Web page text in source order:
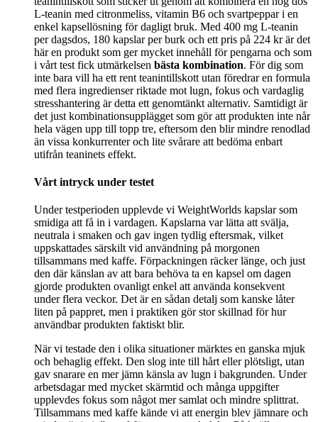
L-teanin med citronmeliss, vitamin B6 och svartpeppar i en
enkel kapsellösning för dagligt bruk. Med 400 mg L-teanin
per dagsdos, 180 kapslar per burk och ett pris på 224 kr är det
här en produkt som ger mycket innehåll för pengarna och som
i vårt test fick utmärkelsen bästa kombination. För dig som
inte bara vill ha ett rent teanintillskott utan föredrar en formula
med flera ingredienser riktade mot lugn, fokus och vardaglig
stresshantering är detta ett genomtänkt alternativ. Samtidigt är
det just kombinationsupplägget som gör att produkten inte når
hela vägen upp till topp tre, eftersom den blir mindre renodlad
än vissa konkurrenter och lite svårare att bedöma enbart
utifrån teaninets effekt.
Vårt intryck under testet
Under testperioden upplevde vi WeightWorlds kapslar som
smidiga att få in i vardagen. Kapslarna var lätta att svälja,
neutrala i smaken och gav ingen tydlig eftersmak, vilket
uppskattades särskilt vid användning på morgonen
tillsammans med kaffe. Förpackningen räcker länge, och just
den där känslan av att bara behöva ta en kapsel om dagen
gjorde produkten ovanligt enkel att använda konsekvent
under flera veckor. Det är en sådan detalj som kanske låter
liten på pappret, men i praktiken gör stor skillnad för hur
användbar produkten faktiskt blir.
När vi testade den i olika situationer märktes en ganska mjuk
och behaglig effekt. Den slog inte till hårt eller plötsligt, utan
gav snarare en mer jämn känsla av lugn i bakgrunden. Under
arbetsdagar med mycket skärmtid och många uppgifter
upplevdes fokus som något mer samlat och mindre splittrat.
Tillsammans med kaffe kände vi att energin blev jämnare och